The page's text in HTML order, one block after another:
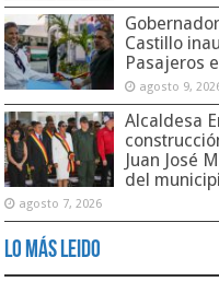
Castillo
Pasajeros
agosto 9,
Alcaldesa
Juan José
del
agosto 7, 2026
Lo Más Leido